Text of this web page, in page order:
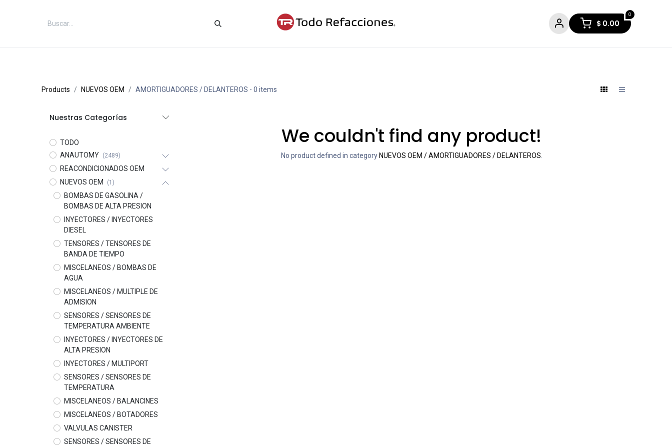
0
$ 0.00
Products NUEVOS OEM AMORTIGUADORES / DELANTEROS - 0 items
Nuestras Categorías
TODO
ANAUTOMY
(2489)
REACONDICIONADOS OEM
NUEVOS OEM
(1)
BOMBAS DE GASOLINA /
BOMBAS DE ALTA PRESION
INYECTORES / INYECTORES
DIESEL
TENSORES / TENSORES DE
BANDA DE TIEMPO
MISCELANEOS / BOMBAS DE
AGUA
MISCELANEOS / MULTIPLE DE
ADMISION
SENSORES / SENSORES DE
TEMPERATURA AMBIENTE
INYECTORES / INYECTORES DE
ALTA PRESION
INYECTORES / MULTIPORT
SENSORES / SENSORES DE
TEMPERATURA
MISCELANEOS / BALANCINES
MISCELANEOS / BOTADORES
VALVULAS CANISTER
SENSORES / SENSORES DE
We couldn't find any product!
No product defined in category NUEVOS OEM / AMORTIGUADORES / DELANTEROS